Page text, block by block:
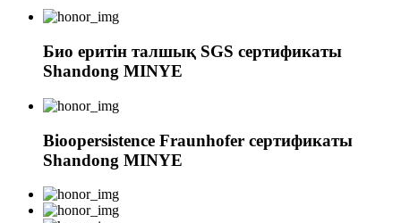
Био еритін талшық SGS сертификаты
Shandong MINYE
Bioopersistence Fraunhofer сертификаты
Shandong MINYE